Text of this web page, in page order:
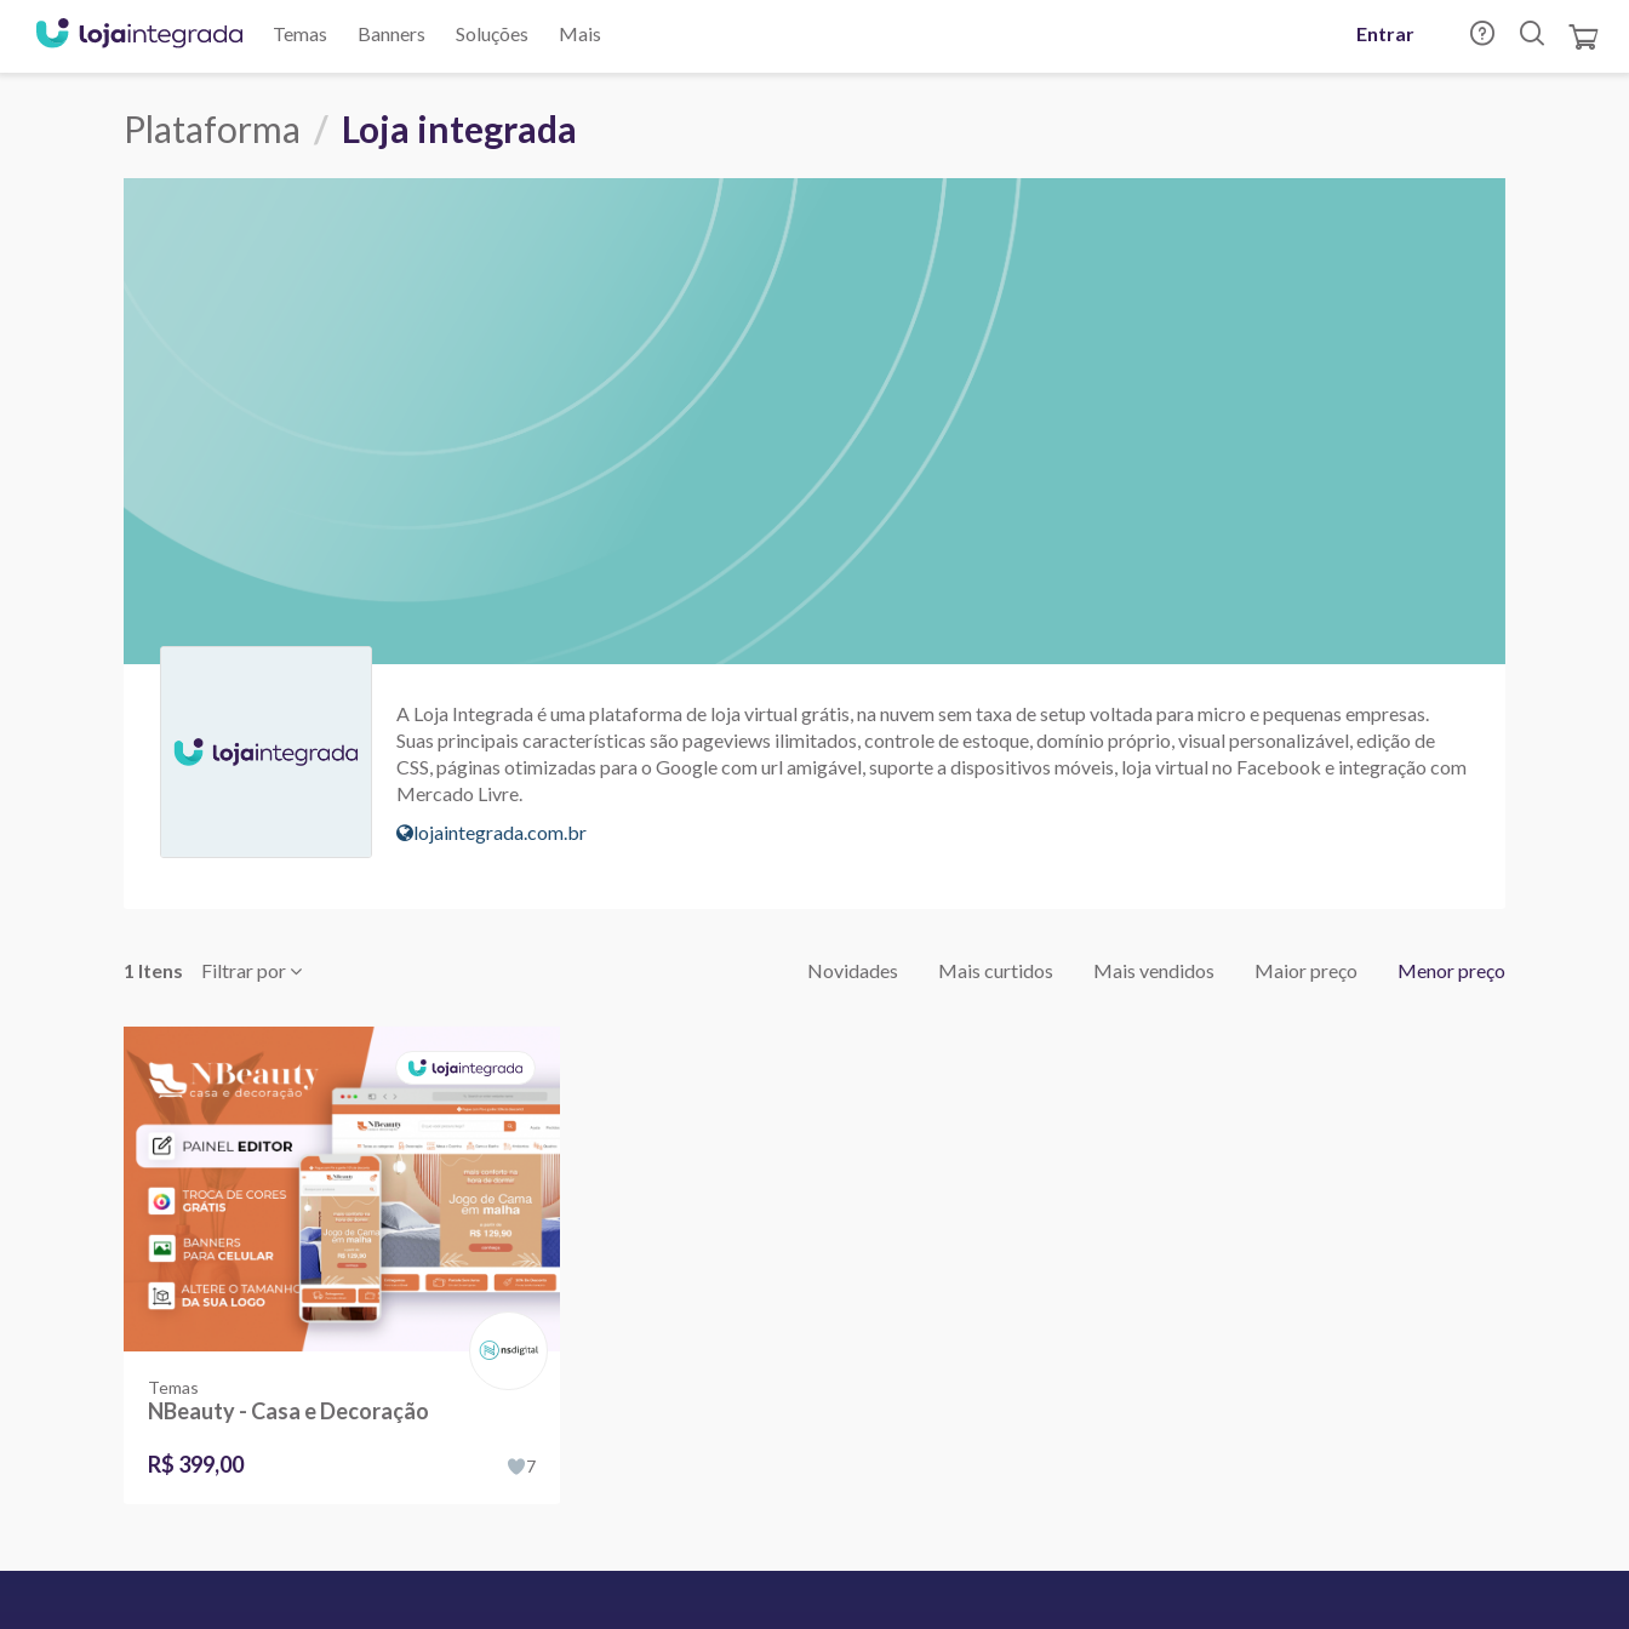
Temas Banners Soluções Mais Entrar
Plataforma Loja integrada
A Loja Integrada é uma plataforma de loja virtual grátis, na nuvem sem taxa de setup voltada para micro e pequenas empresas.
Suas principais características são pageviews ilimitados, controle de estoque, domínio próprio, visual personalizável, edição de
CSS, páginas otimizadas para o Google com url amigável, suporte a dispositivos móveis, loja virtual no Facebook e integração com
Mercado Livre.
lojaintegrada.com.br
1 Itens Filtrar por Novidades Mais curtidos Mais vendidos Maior preço Menor preço
Temas
NBeauty - Casa e Decoração
R$ 399,00
7